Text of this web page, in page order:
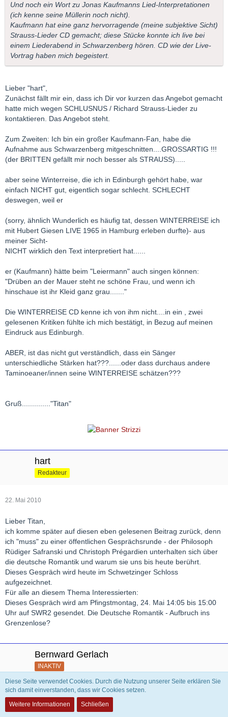
Und noch ein Wort zu Jonas Kaufmanns Lied-Interpretationen
(ich kenne seine Müllerin noch nicht).
Kaufmann hat eine ganz hervorragende (meine subjektive Sicht)
Strauss-Lieder CD gemacht; diese Stücke konnte ich live bei
einem Liederabend in Schwarzenberg hören. CD wie der Live-
Vortrag haben mich begeistert.
Lieber "hart",
Zunächst fällt mir ein, dass ich Dir vor kurzen das Angebot gemacht
hatte mich wegen SCHLUSNUS / Richard Strauss-Lieder zu
kontaktieren. Das Angebot steht.
Zum Zweiten: Ich bin ein großer Kaufmann-Fan, habe die
Aufnahme aus Schwarzenberg mitgeschnitten....GROSSARTIG !!!
(der BRITTEN gefällt mir noch besser als STRAUSS).....
aber seine Winterreise, die ich in Edinburgh gehört habe, war
einfach NICHT gut, eigentlich sogar schlecht. SCHLECHT
deswegen, weil er
(sorry, ähnlich Wunderlich es häufig tat, dessen WINTERREISE ich
mit Hubert Giesen LIVE 1965 in Hamburg erleben durfte)- aus
meiner Sicht-
NICHT wirklich den Text interpretiert hat......
er (Kaufmann) hätte beim "Leiermann" auch singen können:
"Drüben an der Mauer steht ne schöne Frau, und wenn ich
hinschaue ist ihr Kleid ganz grau......."
Die WINTERREISE CD kenne ich von ihm nicht....in ein , zwei
gelesenen Kritiken fühlte ich mich bestätigt, in Bezug auf meinen
Eindruck aus Edinburgh.
ABER, ist das nicht gut verständlich, dass ein Sänger
unterschiedliche Stärken hat???......oder dass durchaus andere
Taminoeaner/innen seine WINTERREISE schätzen???
Gruß.............."Titan"
hart
Redakteur
22. Mai 2010
Lieber Titan,
ich komme später auf diesen eben gelesenen Beitrag zurück, denn
ich "muss" zu einer öffentlichen Gesprächsrunde - der Philosoph
Rüdiger Safranski und Christoph Prégardien unterhalten sich über
die deutsche Romantik und warum sie uns bis heute berührt.
Dieses Gespräch wird heute im Schwetzinger Schloss
aufgezeichnet.
Für alle an diesem Thema Interessierten:
Dieses Gespräch wird am Pfingstmontag, 24. Mai 14:05 bis 15:00
Uhr auf SWR2 gesendet. Die Deutsche Romantik - Aufbruch ins
Grenzenlose?
Bernward Gerlach
INAKTIV
18. Juli 2010
@Jonas Kaufmann habe ich einmal in einem Konzertabend mit
Diese Seite verwendet Cookies. Durch die Nutzung unserer Seite erklären Sie
sich damit einverstanden, dass wir Cookies setzen.
Weitere Informationen
Schließen